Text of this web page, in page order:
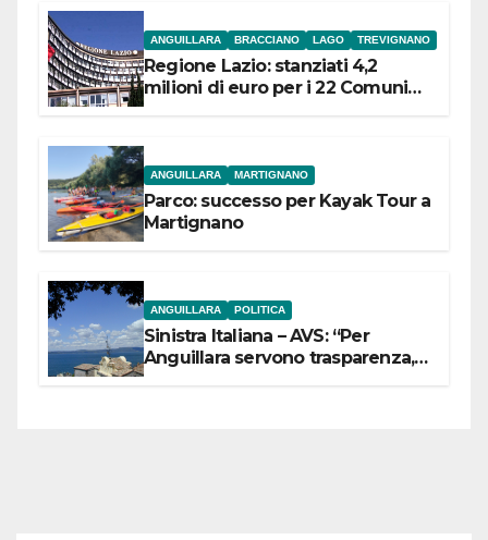
ANGUILLARA BRACCIANO LAGO TREVIGNANO
Regione Lazio: stanziati 4,2
milioni di euro per i 22 Comuni
ANGUILLARA MARTIGNANO
Parco: successo per Kayak Tour a
Martignano
ANGUILLARA POLITICA
Sinistra Italiana – AVS: “Per
Anguillara servono trasparenza,